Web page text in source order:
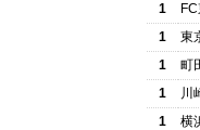
1
1
東
1
町
1
川
1
横